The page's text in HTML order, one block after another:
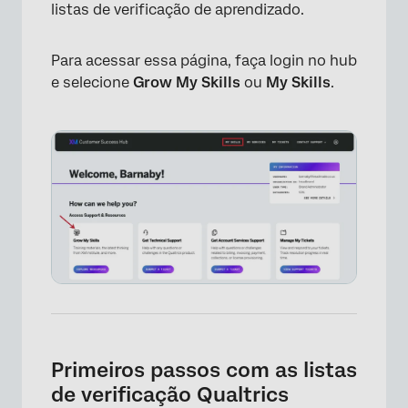
listas de verificação de aprendizado.
Para acessar essa página, faça login no hub
e selecione Grow My Skills ou My Skills.
Primeiros passos com as listas
de verificação Qualtrics